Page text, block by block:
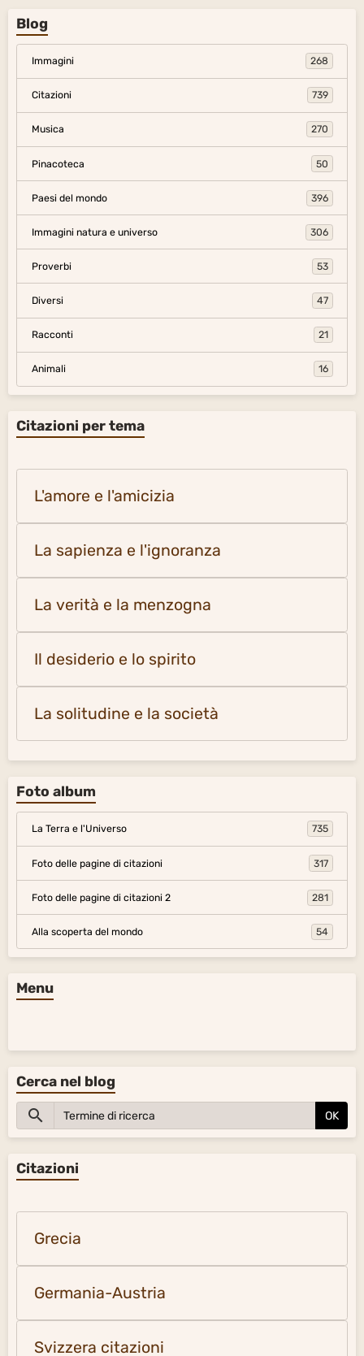
Blog
Immagini 268
Citazioni 739
Musica 270
Pinacoteca 50
Paesi del mondo 396
Immagini natura e universo 306
Proverbi 53
Diversi 47
Racconti 21
Animali 16
Citazioni per tema
L'amore e l'amicizia
La sapienza e l'ignoranza
La verità e la menzogna
Il desiderio e lo spirito
La solitudine e la società
Foto album
La Terra e l'Universo 735
Foto delle pagine di citazioni 317
Foto delle pagine di citazioni 2 281
Alla scoperta del mondo 54
Menu
Cerca nel blog
OK
Citazioni
Grecia
Germania-Austria
Svizzera citazioni